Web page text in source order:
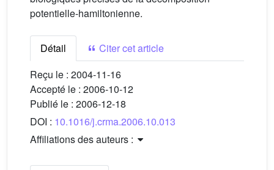
potentielle-hamiltonienne.
Détail
Citer cet article
Reçu le : 2004-11-16
Accepté le : 2006-10-12
Publié le : 2006-12-18
DOI : 10.1016/j.crma.2006.10.013
Affiliations des auteurs :